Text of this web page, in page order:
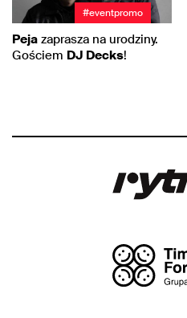
#eventpromo
Peja zaprasza na urodziny.
Gościem DJ Decks!